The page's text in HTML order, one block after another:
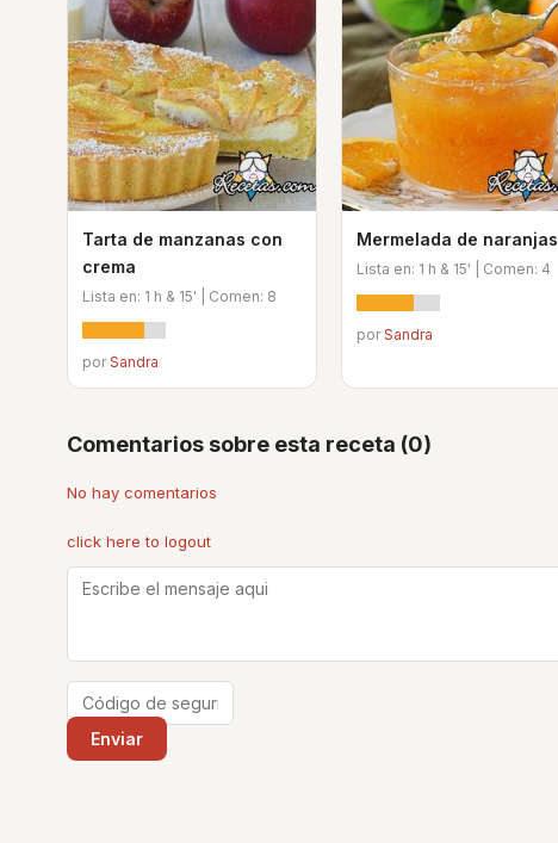
Tarta de manzanas con
crema
Lista en: 1 h & 15' | Comen: 8
porSandra
Mermelada de naranjas
Lista en: 1 h & 15' | Comen: 4
porSandra
Comentarios sobre esta receta (0)
No hay comentarios
click here to logout